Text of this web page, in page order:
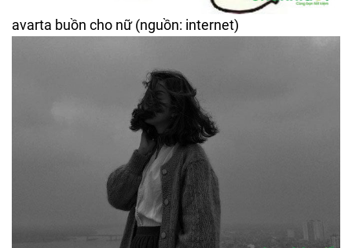
avarta buồn cho nữ (nguồn: internet)